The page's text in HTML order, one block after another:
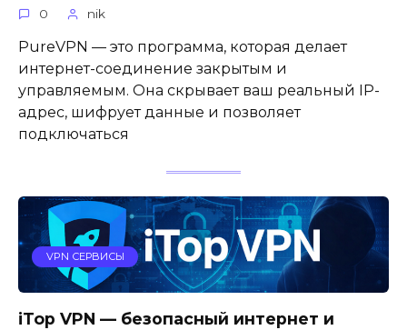
0 nik
PureVPN — это программа, которая делает
интернет-соединение закрытым и
управляемым. Она скрывает ваш реальный IP-
адрес, шифрует данные и позволяет
подключаться
VPN СЕРВИСЫ
iTop VPN — безопасный интернет и